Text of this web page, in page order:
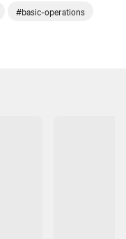
#basic-operations